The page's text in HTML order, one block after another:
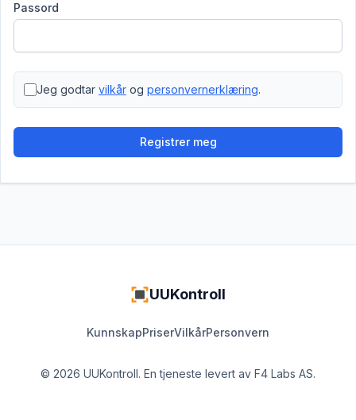
Passord
Jeg godtar vilkår og personvernerklæring.
Registrer meg
UUKontroll
KunnskapPriserVilkårPersonvern
© 2026 UUKontroll. En tjeneste levert av F4 Labs AS.